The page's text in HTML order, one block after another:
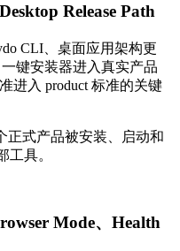
Release Path
CLI、桌面应用架构更
键安装器进入真实产品
进入 product 标准的关键
正式产品被安装、启动和
工具。
Mode、Health